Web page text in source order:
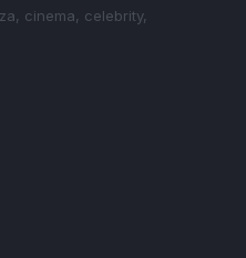
cinema, celebrity,